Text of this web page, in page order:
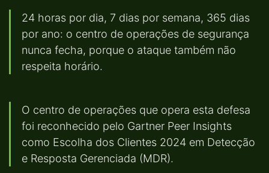
24 horas por dia, 7 dias por semana, 365 dias
por ano: o centro de operações de segurança
nunca fecha, porque o ataque também não
respeita horário.
O centro de operações que opera esta defesa
foi reconhecido pelo Gartner Peer Insights
como Escolha dos Clientes 2024 em Detecção
e Resposta Gerenciada (MDR).